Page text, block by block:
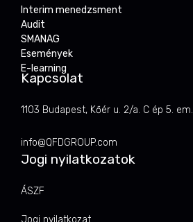
Interim menedzsment
Audit
SMANAG
Események
E-learning
Kapcsolat
1103 Budapest, Kőér u. 2/a. C ép 5. em.
info@QFDGROUP.com
Jogi nyilatkozatok
ÁSZF
Jogi nyilatkozat